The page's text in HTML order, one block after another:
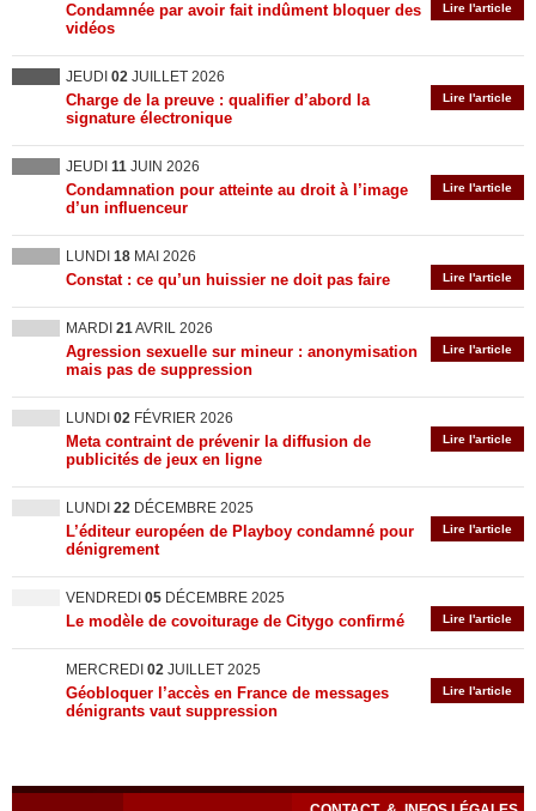
Lire l'article
Condamnée par avoir fait indûment bloquer des
vidéos
JEUDI 02 JUILLET 2026
Lire l'article
Charge de la preuve : qualifier d’abord la
signature électronique
JEUDI 11 JUIN 2026
Lire l'article
Condamnation pour atteinte au droit à l’image
d’un influenceur
LUNDI 18 MAI 2026
Lire l'article
Constat : ce qu’un huissier ne doit pas faire
MARDI 21AVRIL 2026
Lire l'article
Agression sexuelle sur mineur : anonymisation
mais pas de suppression
LUNDI 02 FÉVRIER 2026
Lire l'article
Meta contraint de prévenir la diffusion de
publicités de jeux en ligne
LUNDI 22 DÉCEMBRE 2025
Lire l'article
L’éditeur européen de Playboy condamné pour
dénigrement
VENDREDI 05 DÉCEMBRE 2025
Lire l'article
Le modèle de covoiturage de Citygo confirmé
MERCREDI 02 JUILLET 2025
Lire l'article
Géobloquer l’accès en France de messages
dénigrants vaut suppression